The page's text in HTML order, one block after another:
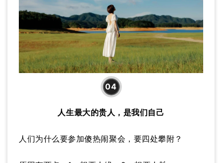
04
人生最大的贵人，是我们自己
人们为什么要参加傻热闹聚会，要四处攀附？